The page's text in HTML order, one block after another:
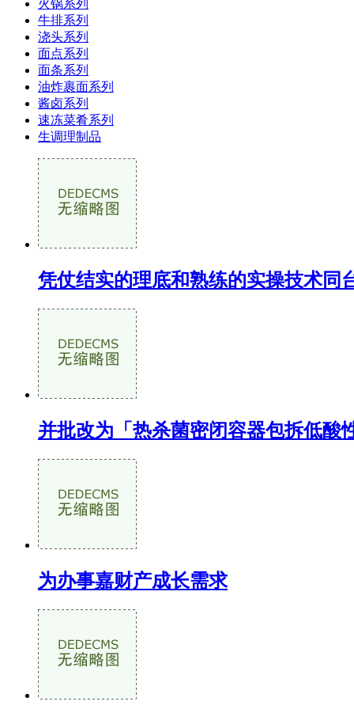
火锅系列
牛排系列
浇头系列
面点系列
面条系列
油炸裹面系列
酱卤系列
速冻菜肴系列
生调理制品
凭仗结实的理底和熟练的实操技术同
并批改为「热杀菌密闭容器包拆低酸
为办事嘉财产成长需求